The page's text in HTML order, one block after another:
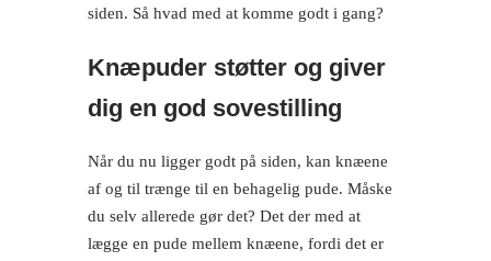
siden. Så hvad med at komme godt i gang?
Knæpuder støtter og giver
dig en god sovestilling
Når du nu ligger godt på siden, kan knæene
af og til trænge til en behagelig pude. Måske
du selv allerede gør det? Det der med at
lægge en pude mellem knæene, fordi det er